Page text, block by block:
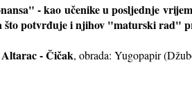
- kao učenike u posljednje
potvrđuje i njihov "maturski rad"
- Čičak, obrada: Yugopapir